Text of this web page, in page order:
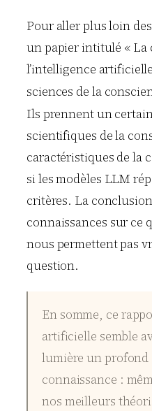
Pour aller plus loin
un papier intitulé « La
l’intelligence
sciences de la
Ils prennent un
scientifiques de la
caractéristiques de la
si les modèles LLM
critères. La
connaissances sur ce
nous permettent pas
question.
En somme, ce
artificielle semble
lumière un profond
connaissance :
nos meilleurs